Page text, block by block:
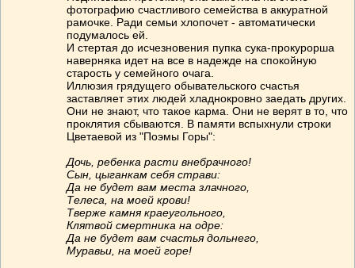
фотографию счастливого семейства в аккуратной
рамочке. Ради семьи хлопочет - автоматически
подумалось ей.
И стертая до исчезновения пупка сука-прокурорша
наверняка идет на все в надежде на спокойную
старость у семейного очага.
Иллюзия грядущего обывательского счастья
заставляет этих людей хладнокровно заедать других.
Они не знают, что такое карма. Они не верят в то, что
проклятия сбываются. В памяти вспыхнули строки
Цветаевой из "Поэмы Горы":
Дочь, ребенка расти внебрачного!
Сын, цыганкам себя страви:
Да не будет вам места злачного,
Телеса, на моей крови!
Тверже камня краеугольного,
Клятвой смертника на одре:
Да не будет вам счастья дольнего,
Муравьи, на моей горе!